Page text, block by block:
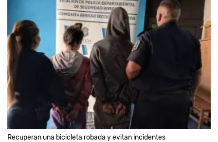
Recuperan una bicicleta robada y evitan incidentes